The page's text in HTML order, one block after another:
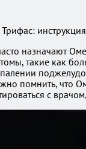
назначают
такие как
помнить, что
с